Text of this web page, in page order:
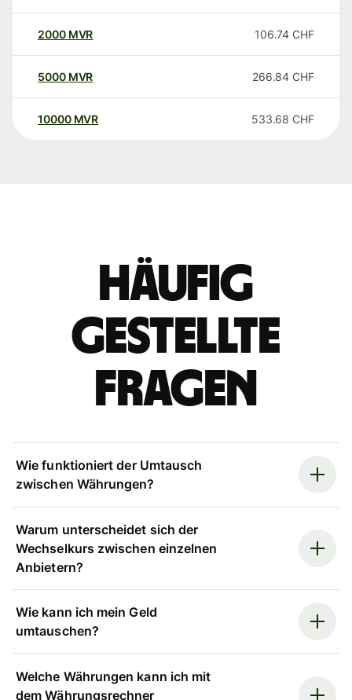
2000 MVR 106.74 CHF
5000 MVR 266.84 CHF
10000 MVR 533.68 CHF
Häufig
gestellte
Fragen
Wie funktioniert der Umtausch
zwischen Währungen?
Warum unterscheidet sich der
Wechselkurs zwischen einzelnen
Anbietern?
Wie kann ich mein Geld
umtauschen?
Welche Währungen kann ich mit
dem Währungsrechner